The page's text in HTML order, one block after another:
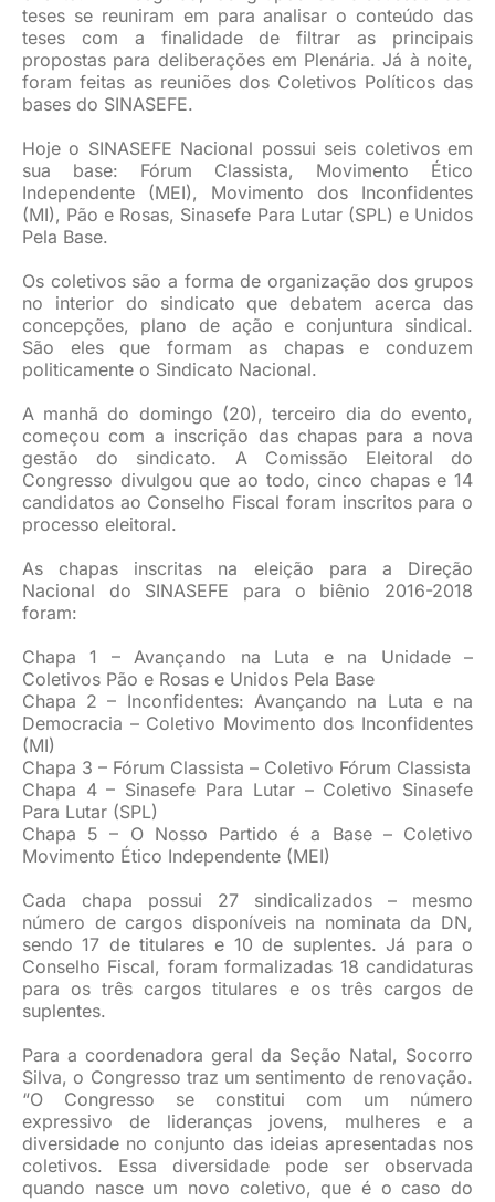
teses se reuniram em para analisar o conteúdo das
teses com a finalidade de filtrar as principais
propostas para deliberações em Plenária. Já à noite,
foram feitas as reuniões dos Coletivos Políticos das
bases do SINASEFE.
Hoje o SINASEFE Nacional possui seis coletivos em
sua base: Fórum Classista, Movimento Ético
Independente (MEI), Movimento dos Inconfidentes
(MI), Pão e Rosas, Sinasefe Para Lutar (SPL) e Unidos
Pela Base.
Os coletivos são a forma de organização dos grupos
no interior do sindicato que debatem acerca das
concepções, plano de ação e conjuntura sindical.
São eles que formam as chapas e conduzem
politicamente o Sindicato Nacional.
A manhã do domingo (20), terceiro dia do evento,
começou com a inscrição das chapas para a nova
gestão do sindicato. A Comissão Eleitoral do
Congresso divulgou que ao todo, cinco chapas e 14
candidatos ao Conselho Fiscal foram inscritos para o
processo eleitoral.
As chapas inscritas na eleição para a Direção
Nacional do SINASEFE para o biênio 2016-2018
foram:
Chapa 1 – Avançando na Luta e na Unidade –
Coletivos Pão e Rosas e Unidos Pela Base
Chapa 2 – Inconfidentes: Avançando na Luta e na
Democracia – Coletivo Movimento dos Inconfidentes
(MI)
Chapa 3 – Fórum Classista – Coletivo Fórum Classista
Chapa 4 – Sinasefe Para Lutar – Coletivo Sinasefe
Para Lutar (SPL)
Chapa 5 – O Nosso Partido é a Base – Coletivo
Movimento Ético Independente (MEI)
Cada chapa possui 27 sindicalizados – mesmo
número de cargos disponíveis na nominata da DN,
sendo 17 de titulares e 10 de suplentes. Já para o
Conselho Fiscal, foram formalizadas 18 candidaturas
para os três cargos titulares e os três cargos de
suplentes.
Para a coordenadora geral da Seção Natal, Socorro
Silva, o Congresso traz um sentimento de renovação.
“O Congresso se constitui com um número
expressivo de lideranças jovens, mulheres e a
diversidade no conjunto das ideias apresentadas nos
coletivos. Essa diversidade pode ser observada
quando nasce um novo coletivo, que é o caso do